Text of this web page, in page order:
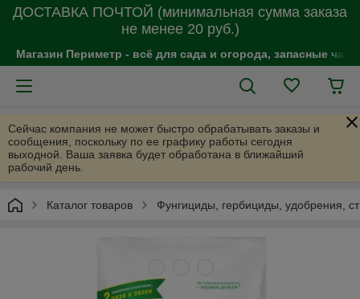
ДОСТАВКА ПОЧТОЙ (минимальная сумма заказа
не менее 20 руб.)
Магазин Периметр - всё для сада и огорода, запасные
Сейчас компания не может быстро обрабатывать заказы и
сообщения, поскольку по ее графику работы сегодня
выходной. Ваша заявка будет обработана в ближайший
рабочий день.
Каталог товаров Фунгициды, гербициды, удобрения,